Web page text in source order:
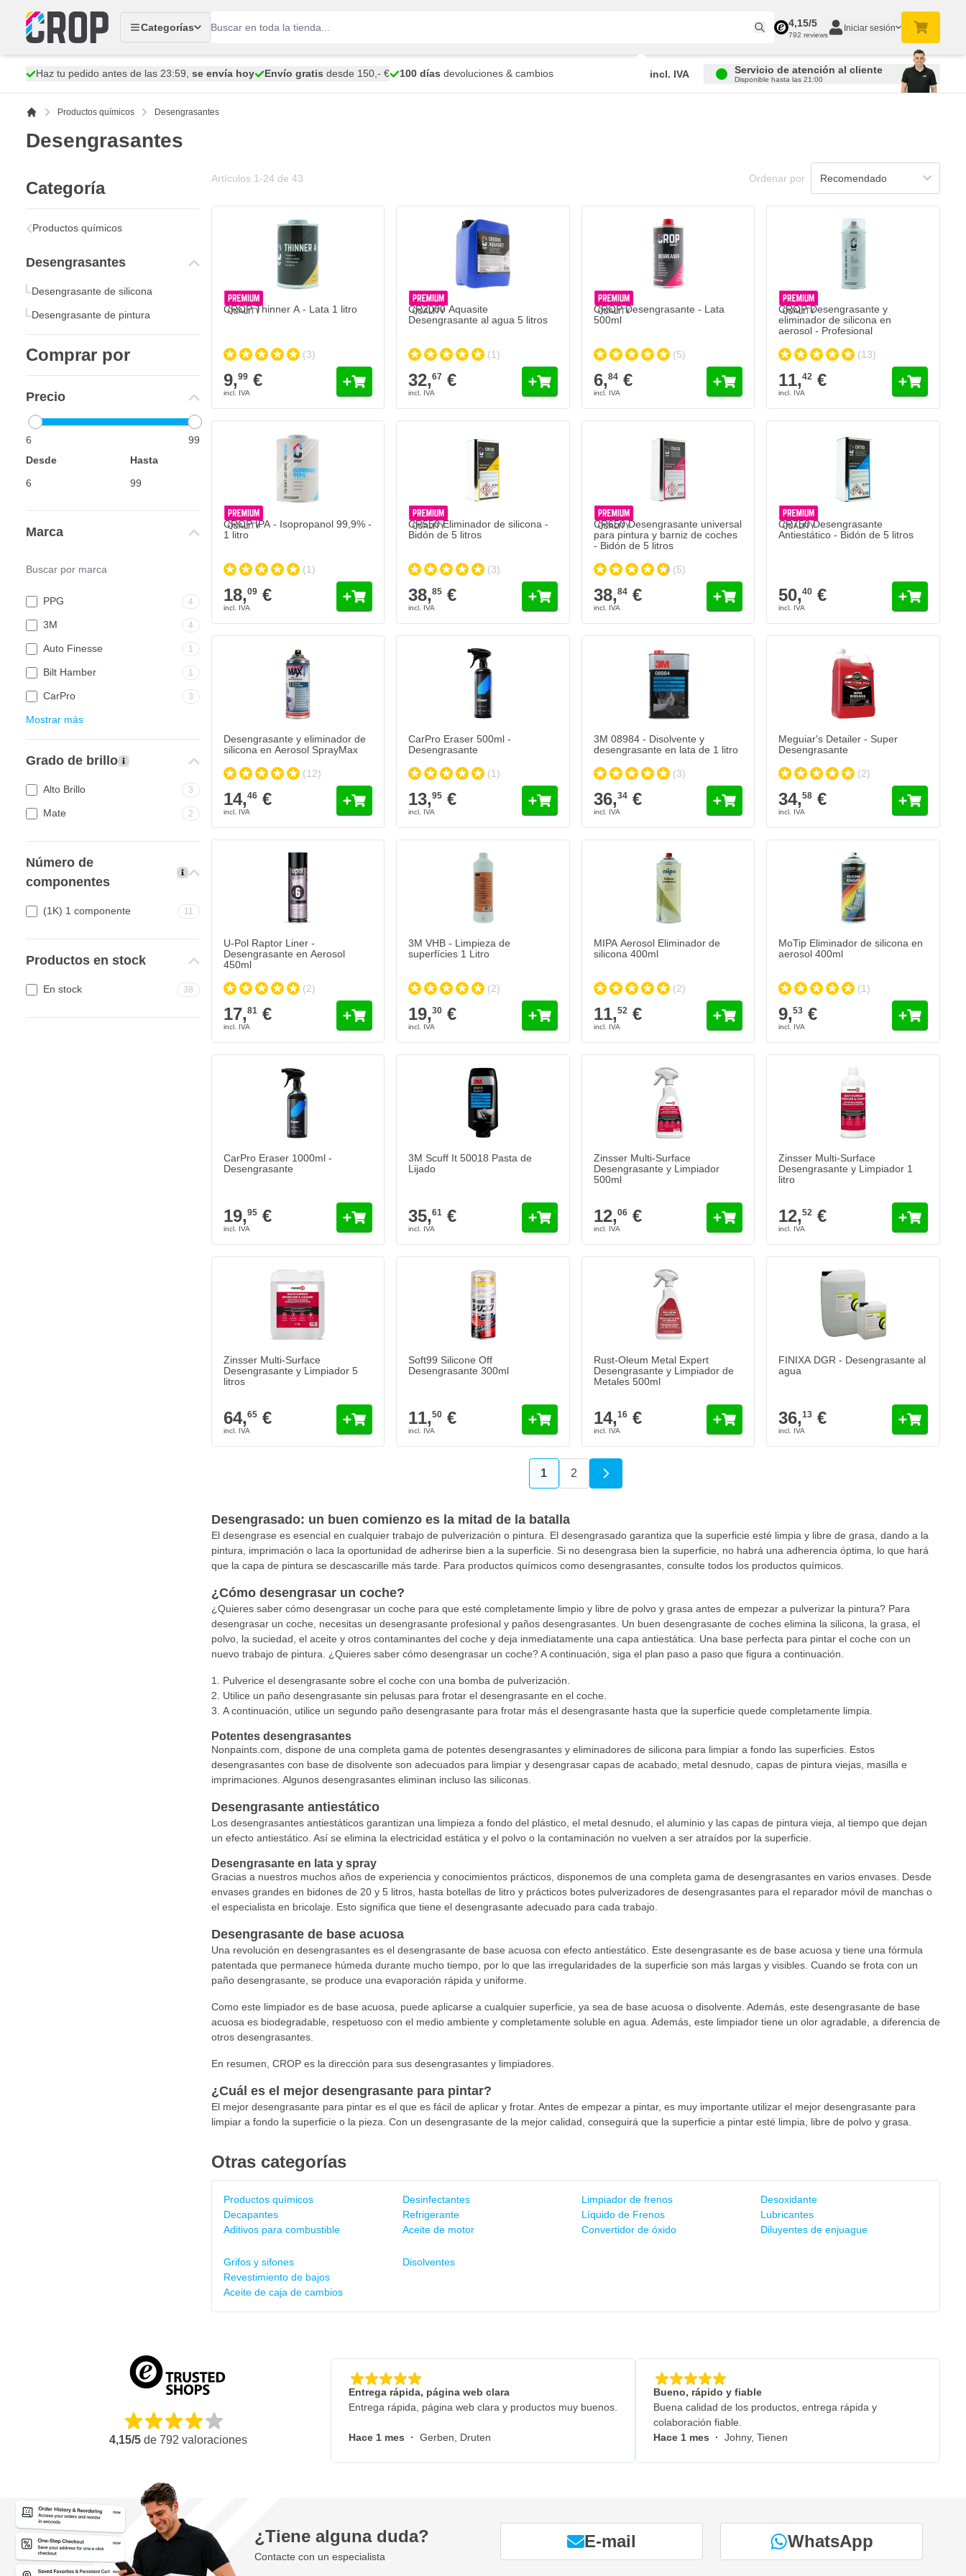
Categorías
4,15/5
792 reviews
Iniciar sesión
Haz tu pedido antes de las 23:59, se envía hoy Envío gratis desde 150,- € 100 días devoluciones & cambios incl. IVA Servicio de atención al cliente
Disponible hasta las 21:00
Productos químicos Desengrasantes
Desengrasantes
Categoría
Productos químicos
Desengrasantes
Desengrasante de silicona
Desengrasante de pintura
Comprar por
Precio
6
99
Desde
Hasta
Marca
PPG 4
3M 4
Auto Finesse 1
Bilt Hamber 1
CarPro 3
Mostrar más
Grado de brillo
Alto Brillo 3
Mate 2
Número de
componentes
(1K) 1 componente 11
Productos en stock
En stock 38
Artículos 1 -24 de 43 Ordenar por
CROP Thinner A - Lata 1 litro
(3)
9,99€
CR2000 Aquasite
Desengrasante al agua 5 litros
(1)
32,67 €
CROP Desengrasante - Lata
500ml
(5)
6,84€
CROP Desengrasante y
eliminador de silicona en
aerosol - Profesional
(13)
11,42 €
CROP IPA - Isopropanol 99,9% -
1 litro
(1)
18,09€
CR550 Eliminador de silicona -
Bidón de 5 litros
(3)
38,85 €
CR650 Desengrasante universal
para pintura y barniz de coches
- Bidón de 5 litros
(5)
38,84€
CR750 Desengrasante
Antiestático - Bidón de 5 litros
50,40 €
Desengrasante y eliminador de
silicona en Aerosol SprayMax
(12)
14,46€
CarPro Eraser 500ml -
Desengrasante
(1)
13,95 €
3M 08984 - Disolvente y
desengrasante en lata de 1 litro
(3)
36,34€
Meguiar's Detailer - Super
Desengrasante
(2)
34,58 €
U-Pol Raptor Liner -
Desengrasante en Aerosol
450ml
(2)
17,81€
3M VHB - Limpieza de
superfícies 1 Litro
(2)
19,30 €
MIPA Aerosol Eliminador de
silicona 400ml
(2)
11,52€
MoTip Eliminador de silicona en
aerosol 400ml
(1)
9,53 €
CarPro Eraser 1000ml -
Desengrasante
19,95€
3M Scuff It 50018 Pasta de
Lijado
35,61 €
Zinsser Multi-Surface
Desengrasante y Limpiador
500ml
12,06€
Zinsser Multi-Surface
Desengrasante y Limpiador 1
litro
12,52 €
Zinsser Multi-Surface
Desengrasante y Limpiador 5
litros
64,65€
Soft99 Silicone Off
Desengrasante 300ml
11,50 €
Rust-Oleum Metal Expert
Desengrasante y Limpiador de
Metales 500ml
14,16€
Se envía hoy
Contenido
Añadir al carrito
FINIXA DGR - Desengrasante al
agua
36,13 €
Actualmente estás leyendo página
1 Página
2
Desengrasado: un buen comienzo es la mitad de la batalla
El desengrase es esencial en cualquier trabajo de pulverización o pintura. El desengrasado garantiza que la superficie esté limpia y libre de grasa, dando a la
pintura, imprimación o laca la oportunidad de adherirse bien a la superficie. Si no desengrasa bien la superficie, no habrá una adherencia óptima, lo que hará
que la capa de pintura se descascarille más tarde. Para productos químicos como desengrasantes, consulte todos los productos químicos.
¿Cómo desengrasar un coche?
¿Quieres saber cómo desengrasar un coche para que esté completamente limpio y libre de polvo y grasa antes de empezar a pulverizar la pintura? Para
desengrasar un coche, necesitas un desengrasante profesional y paños desengrasantes. Un buen desengrasante de coches elimina la silicona, la grasa, el
polvo, la suciedad, el aceite y otros contaminantes del coche y deja inmediatamente una capa antiestática. Una base perfecta para pintar el coche con un
nuevo trabajo de pintura. ¿Quieres saber cómo desengrasar un coche? A continuación, siga el plan paso a paso que figura a continuación.
Pulverice el desengrasante sobre el coche con una bomba de pulverización.
Utilice un paño desengrasante sin pelusas para frotar el desengrasante en el coche.
A continuación, utilice un segundo paño desengrasante para frotar más el desengrasante hasta que la superficie quede completamente limpia.
Potentes desengrasantes
Nonpaints.com, dispone de una completa gama de potentes desengrasantes y eliminadores de silicona para limpiar a fondo las superficies. Estos
desengrasantes con base de disolvente son adecuados para limpiar y desengrasar capas de acabado, metal desnudo, capas de pintura viejas, masilla e
imprimaciones. Algunos desengrasantes eliminan incluso las siliconas.
Desengrasante antiestático
Los desengrasantes antiestáticos garantizan una limpieza a fondo del plástico, el metal desnudo, el aluminio y las capas de pintura vieja, al tiempo que dejan
un efecto antiestático. Así se elimina la electricidad estática y el polvo o la contaminación no vuelven a ser atraídos por la superficie.
Desengrasante en lata y spray
Gracias a nuestros muchos años de experiencia y conocimientos prácticos, disponemos de una completa gama de desengrasantes en varios envases. Desde
envases grandes en bidones de 20 y 5 litros, hasta botellas de litro y prácticos botes pulverizadores de desengrasantes para el reparador móvil de manchas o
el especialista en bricolaje. Esto significa que tiene el desengrasante adecuado para cada trabajo.
Desengrasante de base acuosa
Una revolución en desengrasantes es el desengrasante de base acuosa con efecto antiestático. Este desengrasante es de base acuosa y tiene una fórmula
patentada que permanece húmeda durante mucho tiempo, por lo que las irregularidades de la superficie son más largas y visibles. Cuando se frota con un
paño desengrasante, se produce una evaporación rápida y uniforme.
Como este limpiador es de base acuosa, puede aplicarse a cualquier superficie, ya sea de base acuosa o disolvente. Además, este desengrasante de base
acuosa es biodegradable, respetuoso con el medio ambiente y completamente soluble en agua. Además, este limpiador tiene un olor agradable, a diferencia de
otros desengrasantes.
En resumen, CROP es la dirección para sus desengrasantes y limpiadores.
¿Cuál es el mejor desengrasante para pintar?
El mejor desengrasante para pintar es el que es fácil de aplicar y frotar. Antes de empezar a pintar, es muy importante utilizar el mejor desengrasante para
limpiar a fondo la superficie o la pieza. Con un desengrasante de la mejor calidad, conseguirá que la superficie a pintar esté limpia, libre de polvo y grasa.
Otras categorías
Productos químicos
Decapantes
Aditivos para combustible
Desinfectantes
Refrigerante
Aceite de motor
Limpiador de frenos
Líquido de Frenos
Convertidor de óxido
Desoxidante
Lubricantes
Diluyentes de enjuague
Grifos y sifones
Revestimiento de bajos
Aceite de caja de cambios
Disolventes
4,15/5 de 792 valoraciones
Entrega rápida, página web clara
Entrega rápida, página web clara y productos muy buenos.
Hace 1 mes · Gerben, Druten
Bueno, rápido y fiable
Buena calidad de los productos, entrega rápida y
colaboración fiable.
Hace 1 mes · Johny, Tienen
¿Tiene alguna duda?
Contacte con un especialista
E-mail WhatsApp